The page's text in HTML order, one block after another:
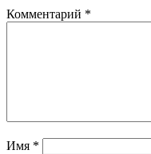
Комментарий *
Имя *